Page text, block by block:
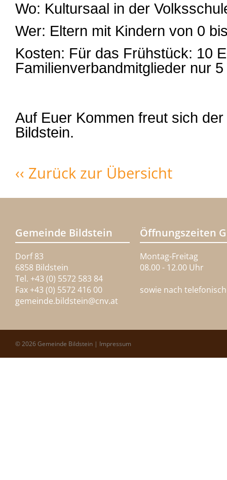
Wo: Kultursaal in der
Wer: Eltern mit Kindern von 0
Kosten: Für das Frühstück: 10
Familienverbandmitglieder nur
Auf Euer Kommen freut sich
Bildstein.
‹‹ Zurück zur Übersicht
Gemeinde Bildstein
Dorf 83
6858 Bildstein
Tel. +43 (0) 5572 583 84
Fax +43 (0) 5572 416 00
gemeinde.bildstein@cnv.at
Öffnungszeiten
Montag-Freitag
08.00 - 12.00 Uhr
sowie nach
© 2026 Gemeinde Bildstein | Impressum